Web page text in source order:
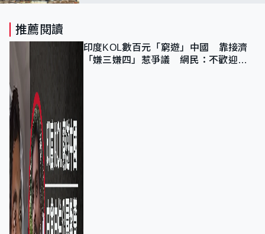
推薦閱讀
印度KOL數百元「窮遊」中國 靠接濟
「嫌三嫌四」惹爭議 網民：不歡迎劣